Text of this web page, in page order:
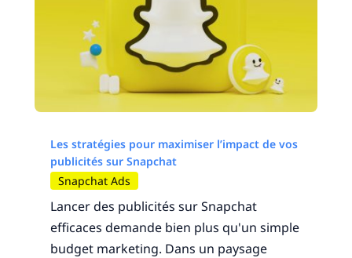
Les stratégies pour maximiser l’impact de vos
publicités sur Snapchat
Snapchat Ads
Lancer des publicités sur Snapchat
efficaces demande bien plus qu'un simple
budget marketing. Dans un paysage